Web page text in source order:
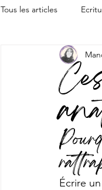
Tous les articles
Écrire